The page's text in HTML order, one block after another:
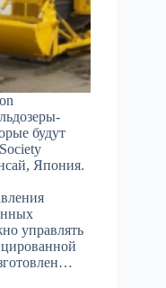
будут
Япония.
управлять